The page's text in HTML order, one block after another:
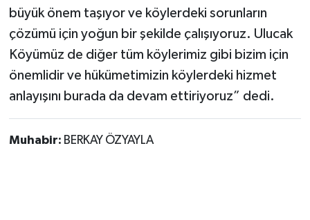
büyük önem taşıyor ve köylerdeki sorunların
çözümü için yoğun bir şekilde çalışıyoruz. Ulucak
Köyümüz de diğer tüm köylerimiz gibi bizim için
önemlidir ve hükümetimizin köylerdeki hizmet
anlayışını burada da devam ettiriyoruz” dedi.
Muhabir: BERKAY ÖZYAYLA